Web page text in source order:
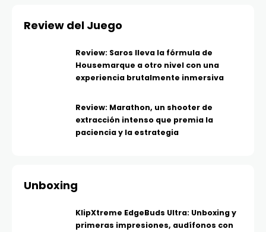
Review del Juego
Review: Saros lleva la fórmula de
Housemarque a otro nivel con una
experiencia brutalmente inmersiva
Review: Marathon, un shooter de
extracción intenso que premia la
paciencia y la estrategia
Unboxing
KlipXtreme EdgeBuds Ultra: Unboxing y
primeras impresiones, audífonos con